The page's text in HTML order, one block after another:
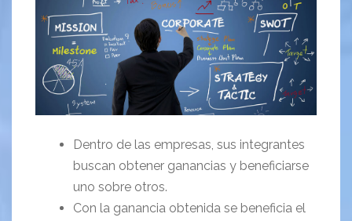
Dentro de las empresas, sus integrantes
buscan obtener ganancias y beneficiarse
uno sobre otros.
Con la ganancia obtenida se beneficia el